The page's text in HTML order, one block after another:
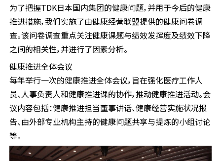
为了把握TDK日本国内集团的健康问题，并用于今后的健康
推进措施，我们实施了由健康经营联盟提供的健康问卷调
查。该问卷调查重点关注健康课题与绩效发挥度及绩效下降
之间的相关性，并进行了因素分析。
健康推进全体会议
每年举行一次的健康推进全体会议，旨在强化医疗工作人
员、人事负责人和健康推进课的协作，推动健康推进活动。会
议内容包括：健康推进担当董事讲话、健康经营实施状况报
告、由外部专业机构主持的健康问题共享与提炼的小组讨论
等。